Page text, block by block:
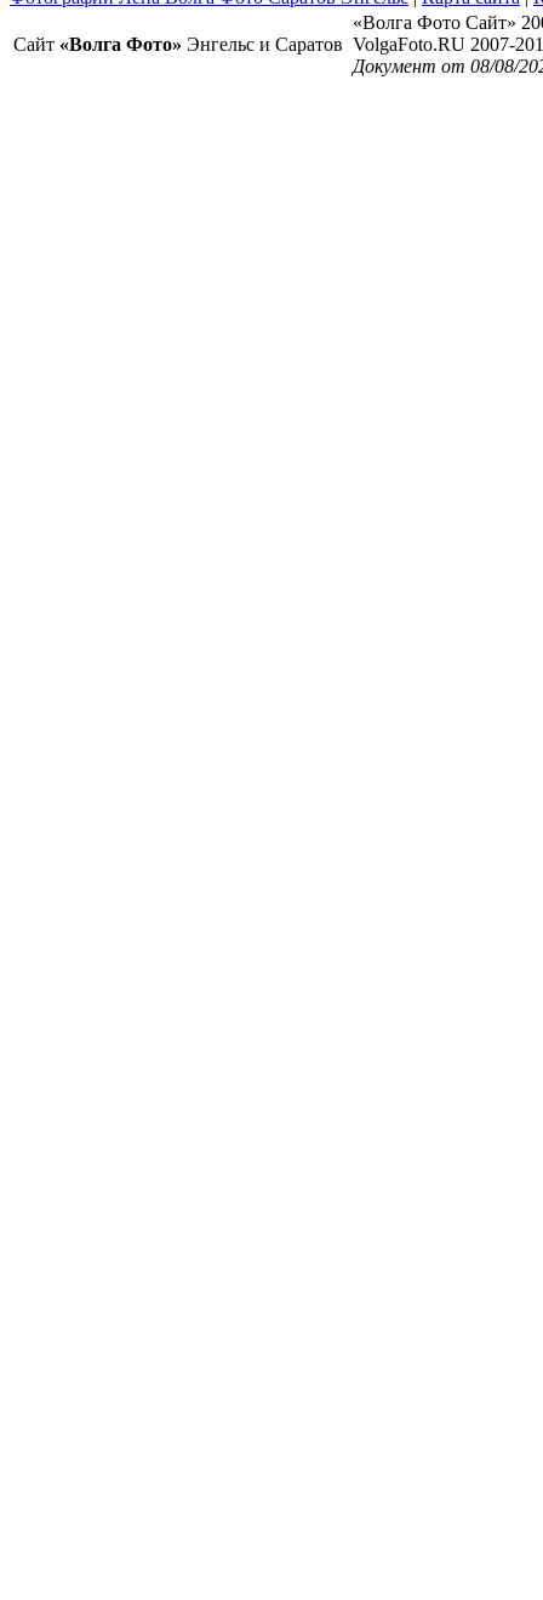
Сайт «Волга Фото» Энгельс и Саратов
«Волга Фото Сайт»
VolgaFoto.RU 2007-
Документ от 08/08/